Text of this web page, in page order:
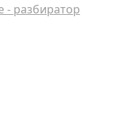
- разбиратор